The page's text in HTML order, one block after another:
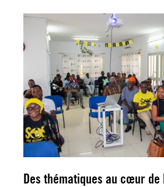
Des thématiques au cœur de